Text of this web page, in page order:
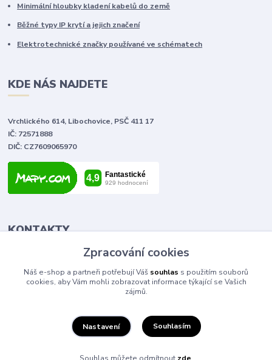
Minimální hloubky kladení kabelů do země
Běžné typy IP krytí a jejich značení
Elektrotechnické značky používané ve schématech
KDE NÁS NAJDETE
Vrchlického 614, Libochovice, PSČ 411 17
IČ: 72571888
DIČ: CZ7609065970
KONTAKTY
Tomáš Vlček
+420 702 090 443
volejte od 9,00 - 20,00 hod
info@elektromaterial.cz
Zpracování cookies
Náš e-shop a partneři potřebují Váš souhlas s použitím souborů
cookies, aby Vám mohli zobrazovat informace týkající se Vašich
zájmů.
Nastavení Souhlasím
Souhlas můžete odmítnout zde